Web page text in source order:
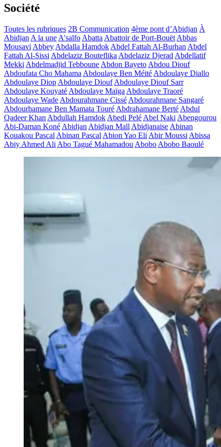
Société
Toutes les rubriques 2B Communication 4ème pont d’Abidjan À
Abidjan A la une A'salfo Abatta Abattoir de Port-Bouët Abbas
Mousavi Abbey Abdalla Hamdok Abdel Fattah Al-Burhan Abdel
Fattah Al-Sissi Abdelaziz Bouteflika Abdelaziz Djerad Abdellatif
Mekki Abdelmadjid Tebboune Abdon Bayeto Abdou Diouf
Abdoufata Cho Mahama Abdoulaye Ben Méité Abdoulaye Diallo
Abdoulaye Diop Abdoulaye Diouf Abdoulaye Diouf Sarr
Abdoulaye Kouyaté Abdoulaye Maïga Abdoulaye Traoré
Abdoulaye Wade Abdourahmane Cissé Abdourahmane Sangaré
Abdourhamane Ben Mamata Touré Abdrahamane Berté Abdul
Qadeer Khan Abdullah Hamdok Abedi Pelé Abel Naki Abengourou
Abi-Daman Koné Abidjan Abidjan Mall Abidjanaise Abinan
Kouakou Pascal Abinan Pascal Abion Yao Eli Abir Moussi Abissa
Abiy Ahmed Ali Abo Tagué Mahamadou Abobo Abobo Baoulé